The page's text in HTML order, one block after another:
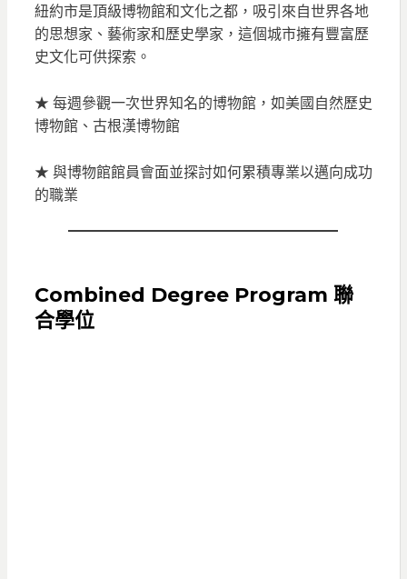
紐約市是頂級博物館和文化之都，吸引來自世界各地
的思想家、藝術家和歷史學家，這個城市擁有豐富歷
史文化可供探索。
★ 每週參觀一次世界知名的博物館，如美國自然歷史
博物館、古根漢博物館
★ 與博物館館員會面並探討如何累積專業以邁向成功
的職業
Combined Degree Program 聯
合學位